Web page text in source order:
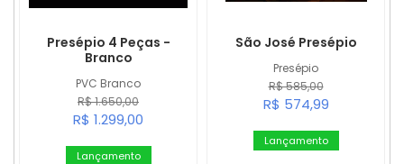
PVC Branco
Presépio 4 Peças -
Branco
R$ 1.650,00
R$ 1.299,00
Lançamento
Presépio
São José Presépio
R$ 585,00
R$ 574,99
Lançamento